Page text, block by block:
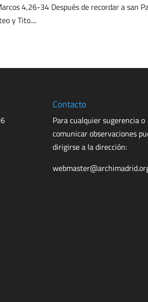
4,26-34 Después de recordar a san
y Tito....
Contacto
Para cualquier sugerencia o
comunicar observaciones
dirigirse a la dirección: